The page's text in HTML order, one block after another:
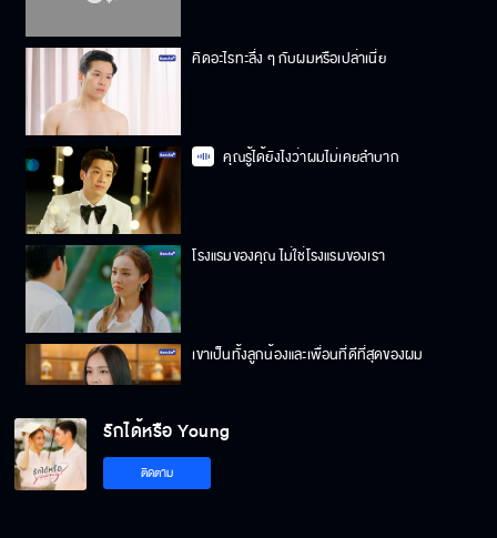
คิดอะไรทะลึ่ง ๆ กับผมหรือเปล่าเนี่ย
คุณรู้ได้ยังไงว่าผมไม่เคยลำบาก
โรงแรมของคุณ ไม่ใช่โรงแรมของเรา
เขาเป็นทั้งลูกน้องและเพื่อนที่ดีที่สุดของผม
ไม่มีใครรู้จักผมดีเท่ามุกอีกแล้ว
รักได้หรือ Young
ติดตาม